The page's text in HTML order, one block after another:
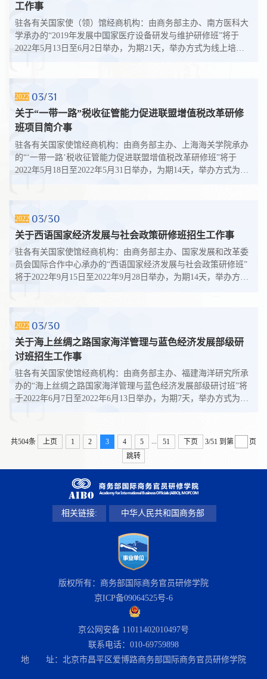
工作事
驻各有关国家使（领）馆经商机构：由商务部主办、南方医科大
学承办的“2019年发展中国家医疗设备研发与维护研修班”将于
2022年5月13日至6月2日举办，为期21天，举办方式为线上培
2022 03 31
关于“一带一路”税收征管能力促进联盟增值税改革研修
班项目简介事
驻各有关国家使馆经商机构：由商务部主办、上海海关学院承办
的“‘一带一路’税收征管能力促进联盟增值税改革研修班”将于
2022年5月18日至2022年5月31日举办，为期14天，举办方式为线
2022 03 30
关于西语国家经济发展与社会政策研修班招生工作事
驻各有关国家使馆经商机构：由商务部主办、国家发展和改革委
员会国际合作中心承办的“西语国家经济发展与社会政策研修班”
将于2022年9月15日至2022年9月28日举办，为期14天，举办方式
2022 03 30
关于海上丝绸之路国家海洋管理与蓝色经济发展部级研
讨班招生工作事
驻各有关国家使馆经商机构：由商务部主办、福建海洋研究所承
办的“海上丝绸之路国家海洋管理与蓝色经济发展部级研讨班”将
于2022年6月7日至2022年6月13日举办，为期7天，举办方式为线
共504条 上页 1 2 3 4 5 ... 51 下页 3/51 到第
页
跳转
相关链接: 中华人民共和国商务部
版权所有：商务部国际商务官员研修学院
京ICP备09064525号-6
京公网安备 11011402010497号
联系电话：010-69759898
地 址：北京市昌平区爱博路商务部国际商务官员研修学院